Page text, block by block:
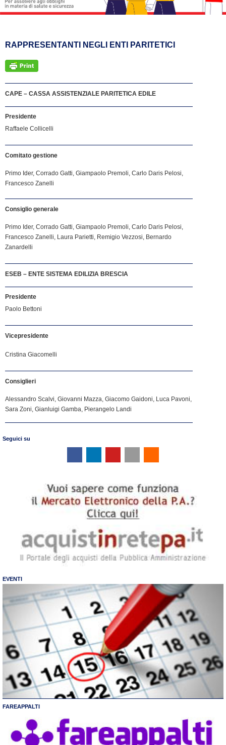
RAPPRESENTANTI NEGLI ENTI PARITETICI
CAPE – CASSA ASSISTENZIALE PARITETICA EDILE
Presidente
Raffaele Collicelli
Comitato gestione
Primo Ider, Corrado Gatti, Giampaolo Premoli, Carlo Daris Pelosi,
Francesco Zanelli
Consiglio generale
Primo Ider, Corrado Gatti, Giampaolo Premoli, Carlo Daris Pelosi,
Francesco Zanelli, Laura Parietti, Remigio Vezzosi, Bernardo
Zanardelli
ESEB – ENTE SISTEMA EDILIZIA BRESCIA
Presidente
Paolo Bettoni
Vicepresidente
Cristina Giacomelli
Consiglieri
Alessandro Scalvi, Giovanni Mazza, Giacomo Gaidoni, Luca Pavoni,
Sara Zoni, Gianluigi Gamba, Pierangelo Landi
Seguici su
EVENTI
FAREAPPALTI